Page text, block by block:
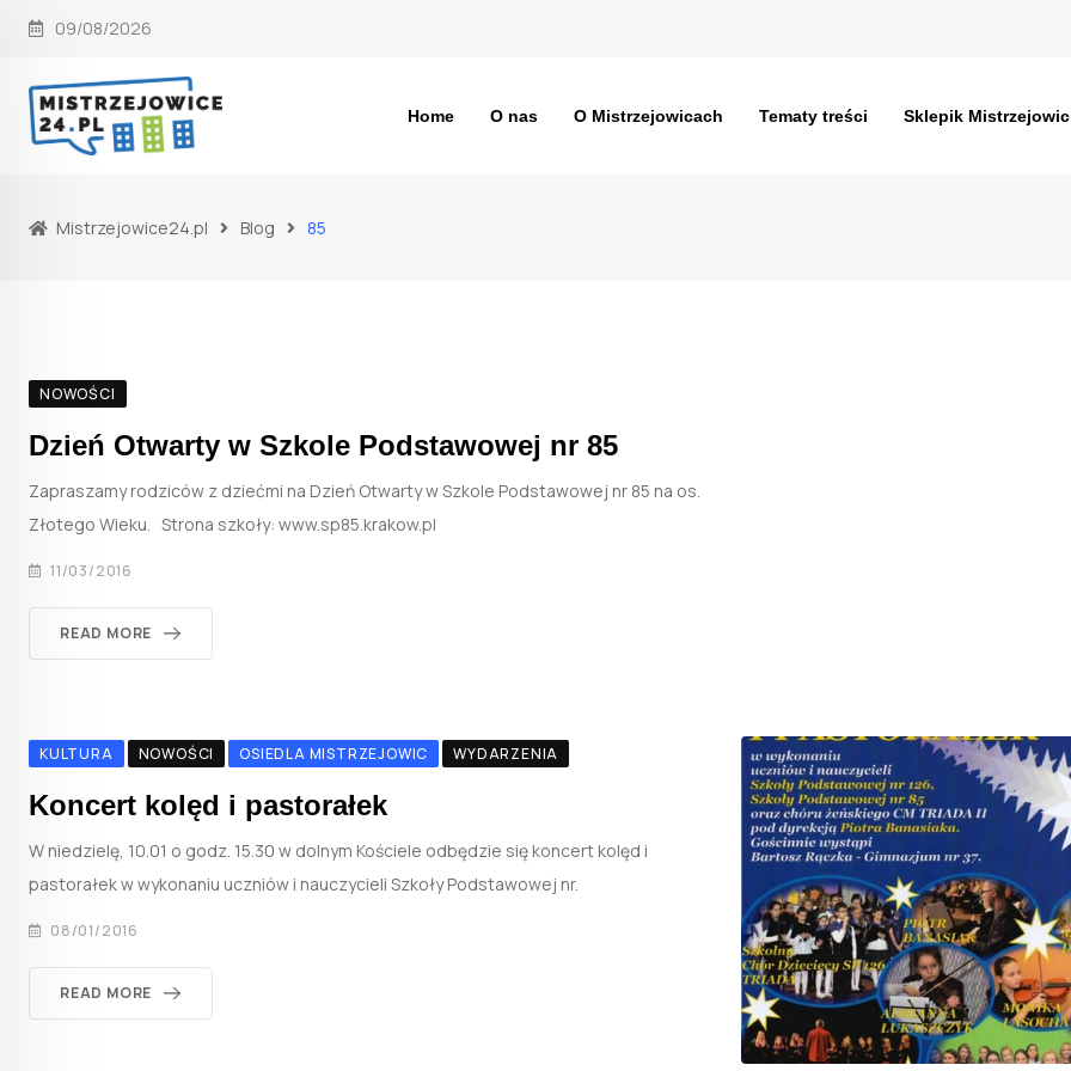
Skip
content
09/08/2026
Home O nas O Mistrzejowicach Tematy treści Sklepik
Mistrzejowice24.pl Blog 85
NOWOŚCI
Dzień Otwarty w Szkole Podstawowej nr 85
Zapraszamy rodziców z dziećmi na Dzień Otwarty w Szkole Podstawowej nr 85 na os.
Złotego Wieku. Strona szkoły: www.sp85.krakow.pl
11/03/2016
READ MORE
KULTURA NOWOŚCI OSIEDLA MISTRZEJOWIC WYDARZENIA
Koncert kolęd i pastorałek
W niedzielę, 10.01 o godz. 15.30 w dolnym Kościele odbędzie się koncert kolęd i
pastorałek w wykonaniu uczniów i nauczycieli Szkoły Podstawowej nr.
08/01/2016
READ MORE